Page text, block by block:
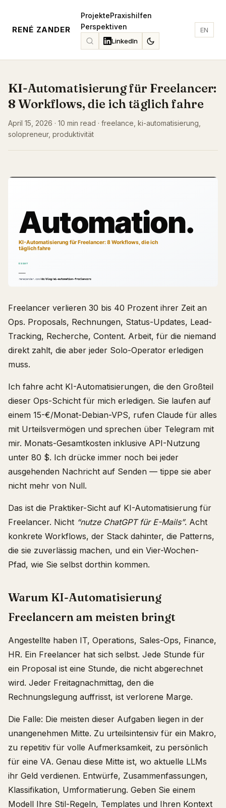
RENÉ ZANDER
ProjektePraxishilfen
Perspektiven
LinkedIn
EN
KI-Automatisierung für Freelancer:
8 Workflows, die ich täglich fahre
April 15, 2026 · 10 min read · freelance, ki-automatisierung,
solopreneur, produktivität
Freelancer verlieren 30 bis 40 Prozent ihrer Zeit an
Ops. Proposals, Rechnungen, Status-Updates, Lead-
Tracking, Recherche, Content. Arbeit, für die niemand
direkt zahlt, die aber jeder Solo-Operator erledigen
muss.
Ich fahre acht KI-Automatisierungen, die den Großteil
dieser Ops-Schicht für mich erledigen. Sie laufen auf
einem 15-€/Monat-Debian-VPS, rufen Claude für alles
mit Urteilsvermögen und sprechen über Telegram mit
mir. Monats-Gesamtkosten inklusive API-Nutzung
unter 80 $. Ich drücke immer noch bei jeder
ausgehenden Nachricht auf Senden — tippe sie aber
nicht mehr von Null.
Das ist die Praktiker-Sicht auf KI-Automatisierung für
Freelancer. Nicht “nutze ChatGPT für E-Mails”. Acht
konkrete Workflows, der Stack dahinter, die Patterns,
die sie zuverlässig machen, und ein Vier-Wochen-
Pfad, wie Sie selbst dorthin kommen.
Warum KI-Automatisierung
Freelancern am meisten bringt
Angestellte haben IT, Operations, Sales-Ops, Finance,
HR. Ein Freelancer hat sich selbst. Jede Stunde für
ein Proposal ist eine Stunde, die nicht abgerechnet
wird. Jeder Freitagnachmittag, den die
Rechnungslegung auffrisst, ist verlorene Marge.
Die Falle: Die meisten dieser Aufgaben liegen in der
unangenehmen Mitte. Zu urteilsintensiv für ein Makro,
zu repetitiv für volle Aufmerksamkeit, zu persönlich
für eine VA. Genau diese Mitte ist, wo aktuelle LLMs
ihr Geld verdienen. Entwürfe, Zusammenfassungen,
Klassifikation, Umformatierung. Geben Sie einem
Modell Ihre Stil-Regeln, Templates und Ihren Kontext